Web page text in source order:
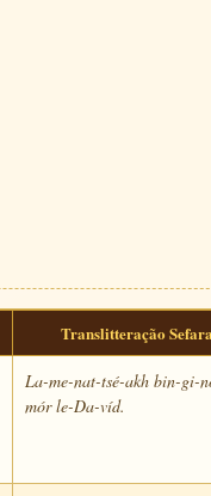
Translitteração
La-me-nat-tsé-akh bin-gi-
mór le-Da-víd.